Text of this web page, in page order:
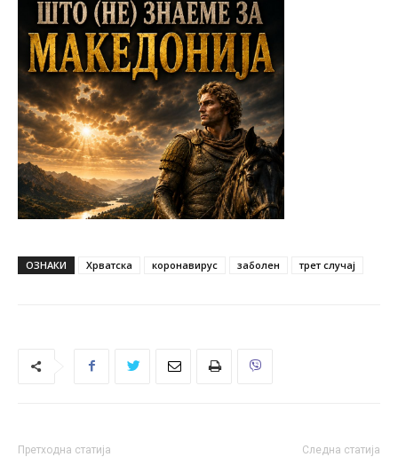
ОЗНАКИ Хрватска коронавирус заболен трет случај
Претходна статија Следна статија